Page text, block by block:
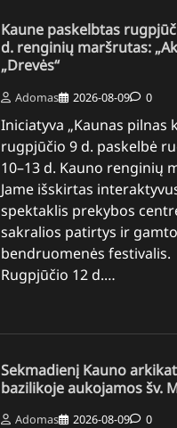
Kaune paskelbtas
d. renginių maršrutas:
„Drevės“
Adomas 2026-08-09 0
Iniciatyva „Kaunas pilnas
rugpjūčio 9 d. paskelbė
10–13 d. Kauno renginių
Jame išskirtas
spektaklis prekybos
sakralios patirtys ir
bendruomenės festivalis.
Rugpjūčio 12 d.…
Sekmadienį Kauno
bazilikoje aukojamos šv.
Adomas 2026-08-09 0